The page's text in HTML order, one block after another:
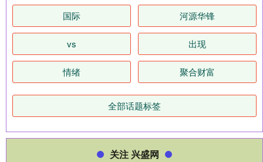
国际 河源华锋
vs 出现
情绪 聚合财富
全部话题标签
关注 兴盛网